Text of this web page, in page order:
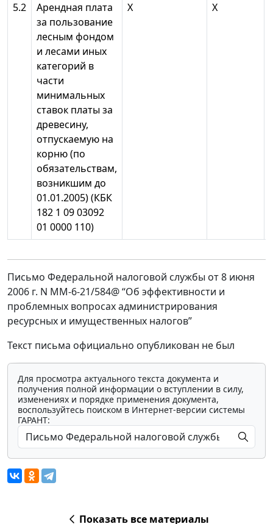
5.2
Арендная плата
за пользование
лесным фондом
и лесами иных
категорий в
части
минимальных
ставок платы за
древесину,
отпускаемую на
корню (по
обязательствам,
возникшим до
01.01.2005) (КБК
182 1 09 03092
01 0000 110)
Х Х
Письмо Федеральной налоговой службы от 8 июня
2006 г. N MM-6-21/584@ “Об эффективности и
проблемных вопросах администрирования
ресурсных и имущественных налогов”
Текст письма официально опубликован не был
Для просмотра актуального текста документа и
получения полной информации о вступлении в силу,
изменениях и порядке применения документа,
воспользуйтесь поиском в Интернет-версии системы
ГАРАНТ:
Показать все материалы